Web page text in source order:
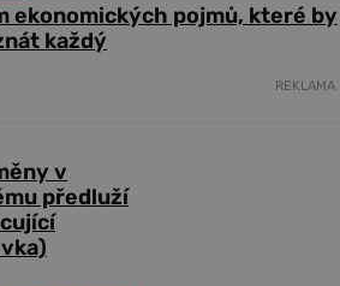
ekonomických pojmů, které by
každý
REKLAMA
v
předluží